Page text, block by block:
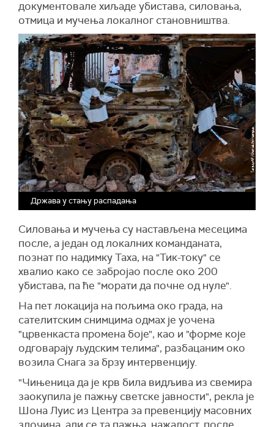
документовале хиљаде убистава, силовања,
отмица и мучења локалног становништва.
Држава у стању распадања
Силовања и мучења су настављена месецима
после, а један од локалних команданата,
познат по надимку Таха, на "Тик-току" се
хвалио како се забројао после око 200
убистава, па ће "морати да почне од нуле".
На пет локација на пољима око града, на
сателитским снимцима одмах је уочена
"црвенкаста промена боје", као и "форме које
одговарају људским телима", разбацаним око
возила Снага за брзу интервенцију.
"Чињеница да је крв била видљива из свемира
заокупила је пажњу светске јавности", рекла је
Шона Луис из Центра за превенцију масовних